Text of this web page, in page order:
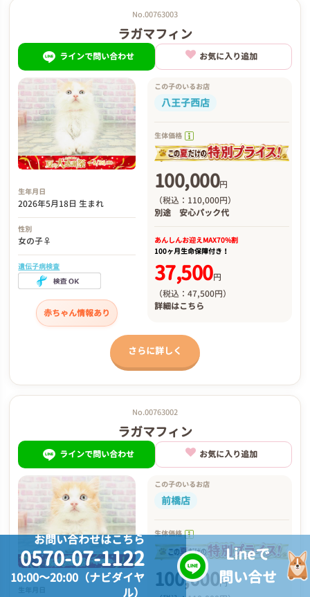
No.00763003
ラガマフィン
ラインで問い合わせ お気に入り追加
生年月日
2026年5月18日 生まれ
性別
女の子♀
遺伝子病検査
赤ちゃん情報あり
この子のいるお店
八王子西店
生体価格
100,000円
（税込：110,000円）
別途 安心パック代
あんしんお迎えMAX70%割
100ヶ月生命保障付き！
37,500円
（税込：47,500円）
詳細はこちら
さらに詳しく
No.00763002
ラガマフィン
ラインで問い合わせ お気に入り追加
この子のいるお店
前橋店
生体価格
100,000円
お問い合わせはこちら
0570-07-1122
10:00～20:00（ナビダイヤ
ル）
Lineで
問い合せ